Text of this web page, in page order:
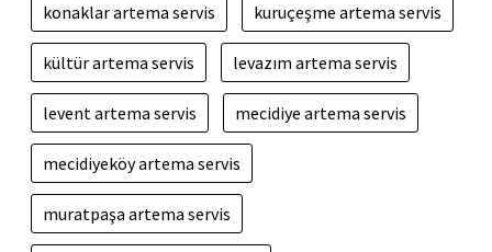
konaklar artema servis kuruçeşme artema servis
kültür artema servis levazım artema servis
levent artema servis mecidiye artema servis
mecidiyeköy artema servis
muratpaşa artema servis